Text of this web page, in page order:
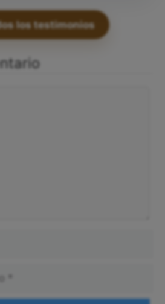
los testimonios